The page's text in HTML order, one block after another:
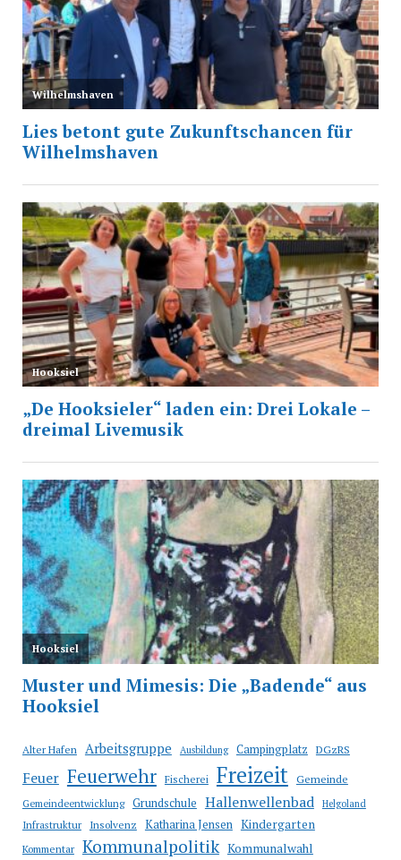
Alter Hafen Arbeitsgruppe Ausbildung Campingplatz DGzRS
Feuer Feuerwehr Fischerei Freizeit Gemeinde
Gemeindeentwicklung Grundschule Hallenwellenbad Helgoland
Infrastruktur Insolvenz Katharina Jensen Kindergarten
Kommentar Kommunalpolitik Kommunalwahl